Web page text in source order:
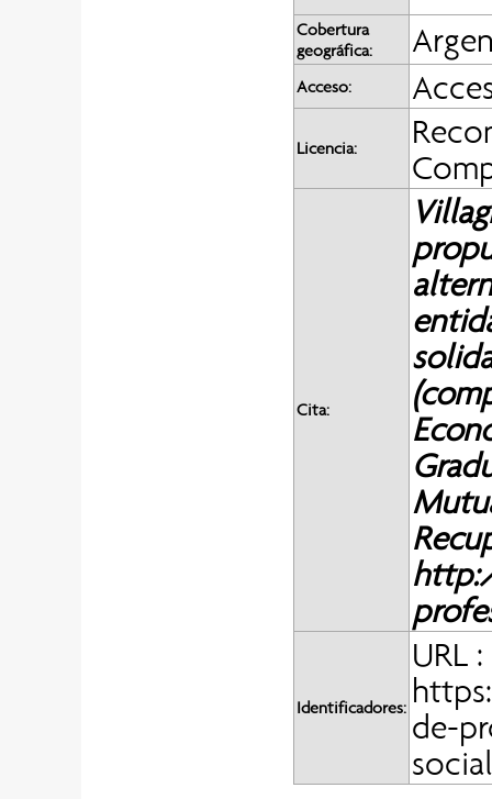
Cobertura
geográfica:
Acceso:
Licencia:
Cita:
Identificadores:
URL :
de-